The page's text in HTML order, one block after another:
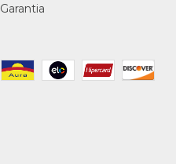
Garantia